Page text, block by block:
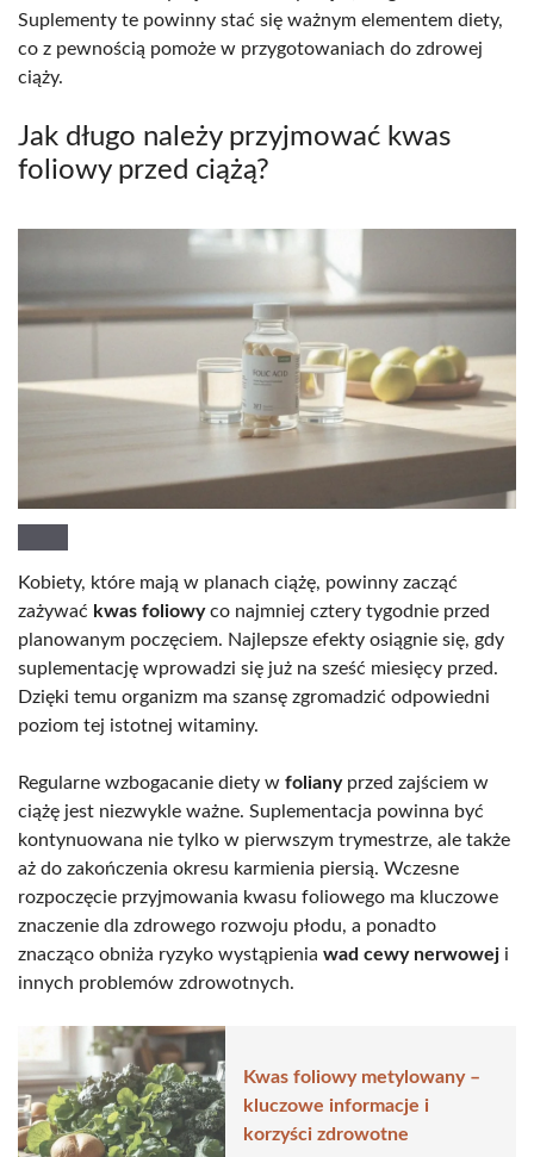
Suplementy te powinny stać się ważnym elementem diety,
co z pewnością pomoże w przygotowaniach do zdrowej
ciąży.
Jak długo należy przyjmować kwas
foliowy przed ciążą?
Kobiety, które mają w planach ciążę, powinny zacząć
zażywać kwas foliowyco najmniej cztery tygodnie przed
planowanym poczęciem. Najlepsze efekty osiągnie się, gdy
suplementację wprowadzi się już na sześć miesięcy przed.
Dzięki temu organizm ma szansę zgromadzić odpowiedni
poziom tej istotnej witaminy.
Regularne wzbogacanie diety w folianyprzed zajściem w
ciążę jest niezwykle ważne. Suplementacja powinna być
kontynuowana nie tylko w pierwszym trymestrze, ale także
aż do zakończenia okresu karmienia piersią. Wczesne
rozpoczęcie przyjmowania kwasu foliowego ma kluczowe
znaczenie dla zdrowego rozwoju płodu, a ponadto
znacząco obniża ryzyko wystąpienia wad cewy nerwowej i
innych problemów zdrowotnych.
Kwas foliowy metylowany –
kluczowe informacje i
korzyści zdrowotne